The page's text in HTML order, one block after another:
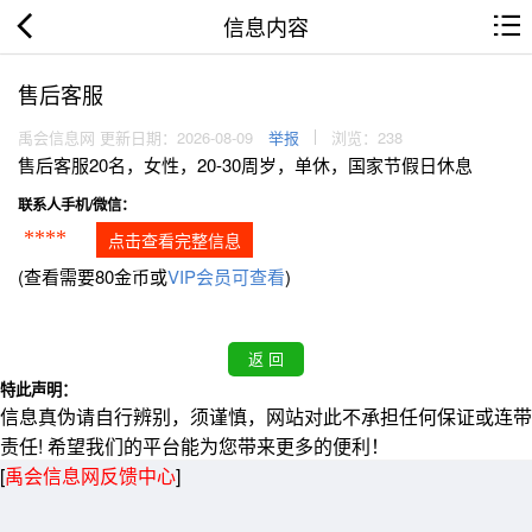
信息内容
售后客服
禹会信息网 更新日期：2026-08-09 举报 浏览：238
售后客服20名，女性，20-30周岁，单休，国家节假日休息
联系人手机/微信：
**** 点击查看完整信息
(查看需要80金币或VIP会员可查看)
特此声明：
信息真伪请自行辨别，须谨慎，网站对此不承担任何保证或连带
责任! 希望我们的平台能为您带来更多的便利！
[禹会信息网反馈中心]